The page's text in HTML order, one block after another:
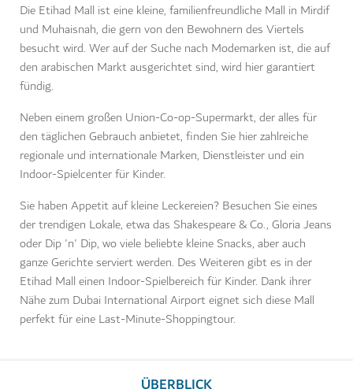
Die Etihad Mall ist eine kleine, familienfreundliche Mall in Mirdif
und Muhaisnah, die gern von den Bewohnern des Viertels
besucht wird. Wer auf der Suche nach Modemarken ist, die auf
den arabischen Markt ausgerichtet sind, wird hier garantiert
fündig.
Neben einem großen Union-Co-op-Supermarkt, der alles für
den täglichen Gebrauch anbietet, finden Sie hier zahlreiche
regionale und internationale Marken, Dienstleister und ein
Indoor-Spielcenter für Kinder.
Sie haben Appetit auf kleine Leckereien? Besuchen Sie eines
der trendigen Lokale, etwa das Shakespeare & Co., Gloria Jeans
oder Dip 'n' Dip, wo viele beliebte kleine Snacks, aber auch
ganze Gerichte serviert werden. Des Weiteren gibt es in der
Etihad Mall einen Indoor-Spielbereich für Kinder. Dank ihrer
Nähe zum Dubai International Airport eignet sich diese Mall
perfekt für eine Last-Minute-Shoppingtour.